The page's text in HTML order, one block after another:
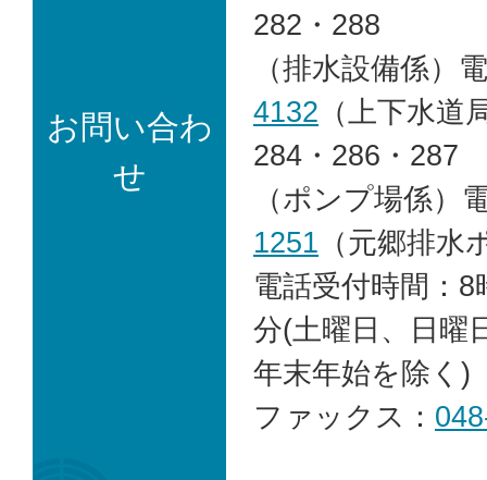
お問い合わ
せ
282・288
（排水設備係）
4132 （上下水道
284・286・287
（ポンプ場係）
1251 （元郷排水
電話受付時間：
分(土曜日、日曜
年末年始を除く)
ファックス：